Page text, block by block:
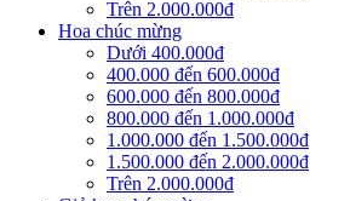
Trên 2.000.000đ
Hoa chúc mừng
Dưới 400.000đ
400.000 đến 600.000đ
600.000 đến 800.000đ
800.000 đến 1.000.000đ
1.000.000 đến 1.500.000đ
1.500.000 đến 2.000.000đ
Trên 2.000.000đ